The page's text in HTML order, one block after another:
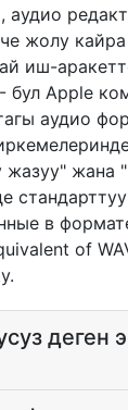
аудио
жолу
иш-
бул Apple
аудио
жазуу" жана
в
of
деген